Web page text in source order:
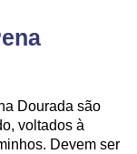
Dourada são
voltados à
Devem ser